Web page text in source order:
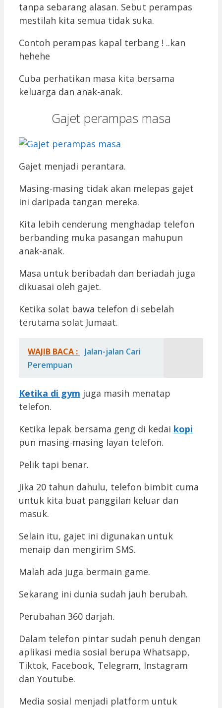
tanpa sebarang alasan. Sebut perampas
mestilah kita semua tidak suka.
Contoh perampas kapal terbang ! ..kan
hehehe
Cuba perhatikan masa kita bersama
keluarga dan anak-anak.
Gajet perampas masa
Gajet menjadi perantara.
Masing-masing tidak akan melepas gajet
ini daripada tangan mereka.
Kita lebih cenderung menghadap telefon
berbanding muka pasangan mahupun
anak-anak.
Masa untuk beribadah dan beriadah juga
dikuasai oleh gajet.
Ketika solat bawa telefon di sebelah
terutama solat Jumaat.
WAJIB BACA :
Jalan-jalan Cari
Perempuan
Ketika di gym juga masih menatap
telefon.
Ketika lepak bersama geng di kedai kopi
pun masing-masing layan telefon.
Pelik tapi benar.
Jika 20 tahun dahulu, telefon bimbit cuma
untuk kita buat panggilan keluar dan
masuk.
Selain itu, gajet ini digunakan untuk
menaip dan mengirim SMS.
Malah ada juga bermain game.
Sekarang ini dunia sudah jauh berubah.
Perubahan 360 darjah.
Dalam telefon pintar sudah penuh dengan
aplikasi media sosial berupa Whatsapp,
Tiktok, Facebook, Telegram, Instagram
dan Youtube.
Media sosial menjadi platform untuk